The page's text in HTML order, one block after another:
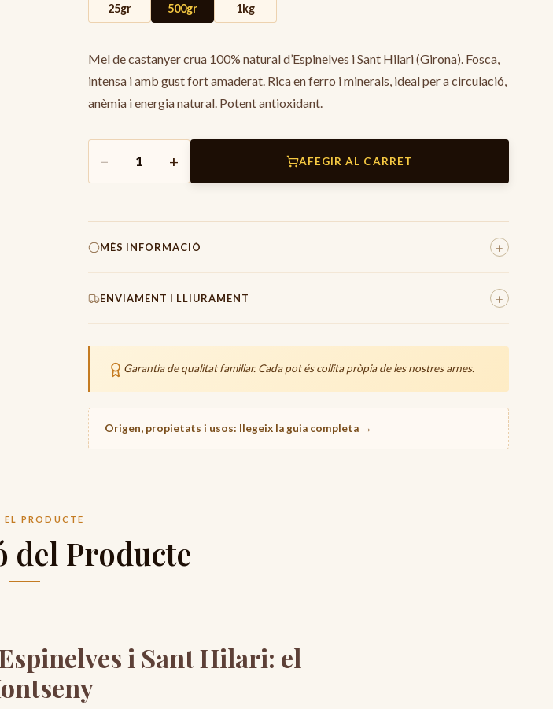
25gr 500gr 1kg
Mel de castanyer crua 100% natural d’Espinelves i Sant Hilari (Girona). Fosca,
intensa i amb gust fort amaderat. Rica en ferro i minerals, ideal per a circulació,
anèmia i energia natural. Potent antioxidant.
− 1 + AFEGIR AL CARRET
MÉS INFORMACIÓ +
Pes Total 680g
ENVIAMENT I LLIURAMENT +
48-72hTrànsit (transportista).
Garantia de qualitat familiar. Cada pot és collita pròpia de les nostres arnes.
Origen, propietats i usos: llegeix la guia completa →
EL PRODUCTE
del Producte
i Sant Hilari: el